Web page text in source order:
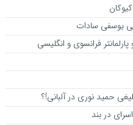
یوسفی سادات
فرانسوی و انگلیسی
حمید نوری در آلبانی!؟
در بند